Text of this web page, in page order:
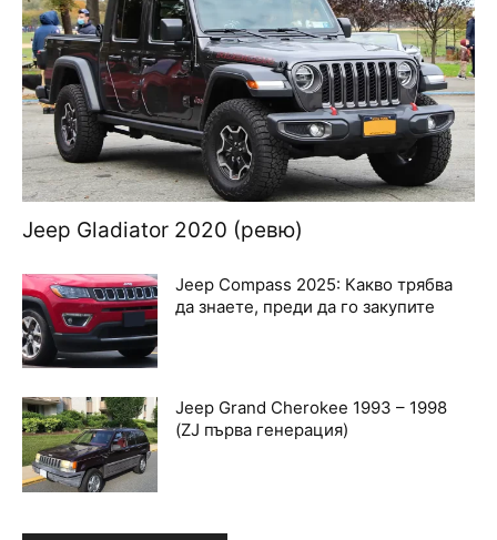
Jeep Gladiator 2020 (ревю)
Jeep Compass 2025: Какво трябва
да знаете, преди да го закупите
Jeep Grand Cherokee 1993 – 1998
(ZJ първа генерация)